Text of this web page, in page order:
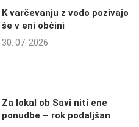
K varčevanju z vodo pozivajo
še v eni občini
30. 07. 2026
Za lokal ob Savi niti ene
ponudbe – rok podaljšan